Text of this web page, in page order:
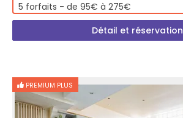
5 forfaits - de 95€ à 275€
Détail et réservation
PREMIUM PLUS